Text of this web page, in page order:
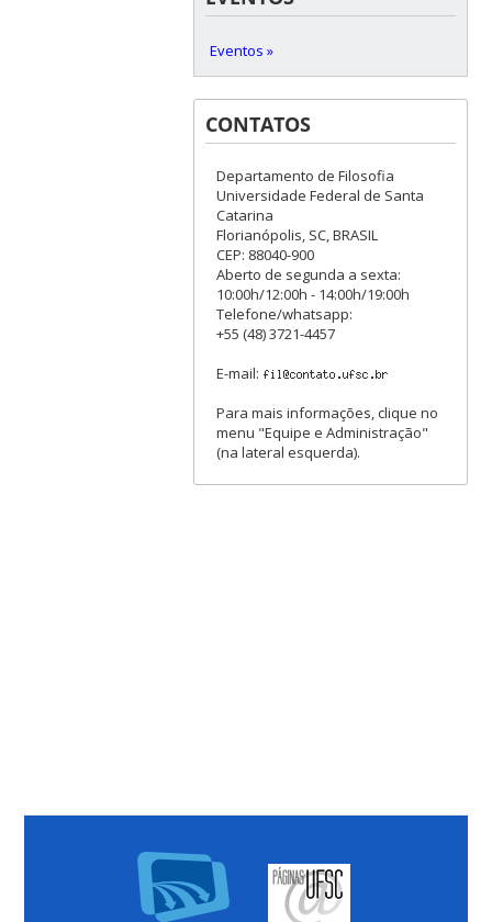
Eventos »
CONTATOS
Departamento de Filosofia
Universidade Federal de Santa
Catarina
Florianópolis, SC, BRASIL
CEP: 88040-900
Aberto de segunda a sexta:
10:00h/12:00h - 14:00h/19:00h
Telefone/whatsapp:
+55 (48) 3721-4457
E-mail:
Para mais informações, clique no
menu "Equipe e Administração"
(na lateral esquerda).